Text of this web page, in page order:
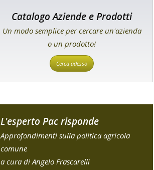
Catalogo Aziende e Prodotti
Un modo semplice per cercare un'azienda
o un prodotto!
Cerca adesso
L'esperto Pac risponde
Approfondimenti sulla politica agricola
comune
a cura di Angelo Frascarelli